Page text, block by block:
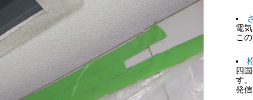
電
こ
四
す
発